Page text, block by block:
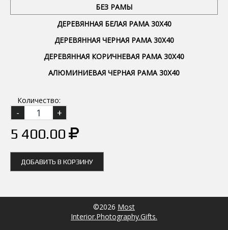
БЕЗ РАМЫ
ДЕРЕВЯННАЯ БЕЛАЯ РАМА 30Х40
ДЕРЕВЯННАЯ ЧЕРНАЯ РАМА 30Х40
ДЕРЕВЯННАЯ КОРИЧНЕВАЯ РАМА 30Х40
АЛЮМИНИЕВАЯ ЧЕРНАЯ РАМА 30Х40
Количество:
5 400.00
ДОБАВИТЬ В КОРЗИНУ
©2026 Most
Interior.Photography.Gifts.